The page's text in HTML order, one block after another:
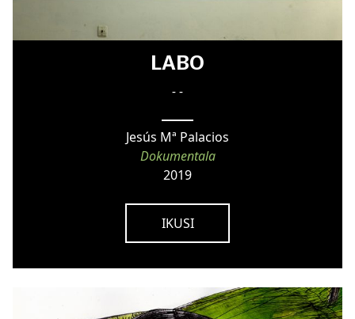
LABO
- -
Jesús Mª Palacios
Dokumentala
2019
IKUSI